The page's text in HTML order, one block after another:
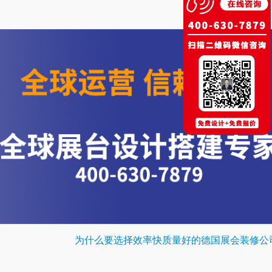
为什么要选择效率快质量好的德国展会装修公